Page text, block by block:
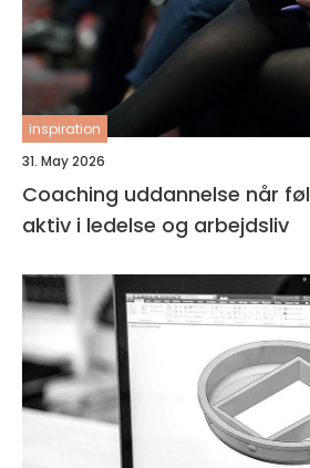
inspiration
31. May 2026
Coaching uddannelse når følelser bliver et
aktiv i ledelse og arbejdsliv